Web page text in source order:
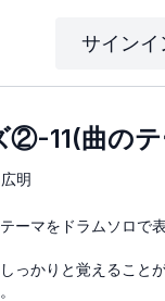
サインイ
②-11(曲の
明
ーマをドラムソロで
っかりと覚えること